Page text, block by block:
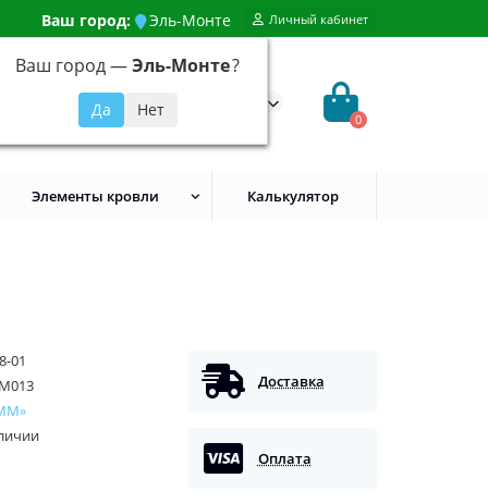
Ваш город: Эль-Монте
Ваш город —Эль-Монте?
Личный кабинет
648-92-94
0
Элементы кровли Калькулятор
01
Доставка
Оплата